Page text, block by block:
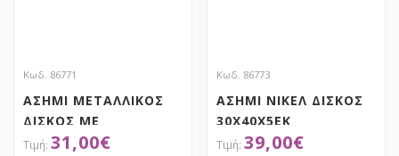
Κωδ. 86771
ΑΣΗΜΙ ΜΕΤΑΛΛΙΚΟΣ
ΔΙΣΚΟΣ ΜΕ
ΣΤΡΟΓΓΥΛΑ ΠΟΔΙΑ
31,00€
Κωδ. 86773
ΑΣΗΜΙ ΝΙΚΕΛ ΔΙΣΚΟΣ
30Χ40Χ5ΕΚ
39,00€